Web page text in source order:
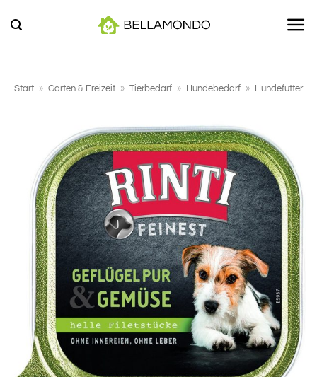
Inhalt
Start » Garten & Freizeit » Tierbedarf » Hundebedarf » Hundefutter